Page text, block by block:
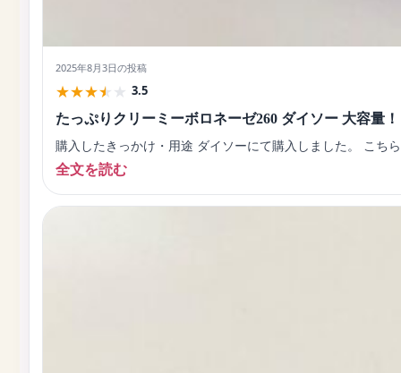
2025年8月3日の投稿
★★★★ ★ 3.5
たっぷりクリーミーボロネーゼ260 ダイソー 大容量！
購入したきっかけ・用途 ダイソーにて購入しました。 こち
全文を読む